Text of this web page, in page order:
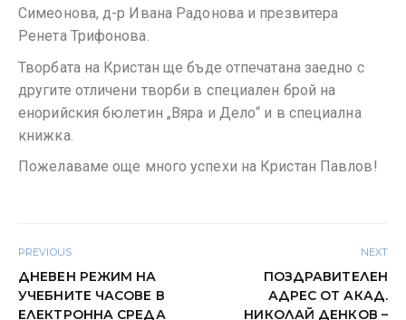
Симеонова, д-р Ивана Радонова и презвитера
Ренета Трифонова.
Творбата на Кристан ще бъде отпечатана заедно с
другите отличени творби в специален брой на
енорийския бюлетин „Вяра и Дело“ и в специална
книжка.
Пожелаваме още много успехи на Кристан Павлов!
PREVIOUS
ДНЕВЕН РЕЖИМ НА
УЧЕБНИТЕ ЧАСОВЕ В
ЕЛЕКТРОННА СРЕДА
NEXT
ПОЗДРАВИТЕЛЕН
АДРЕС ОТ АКАД.
НИКОЛАЙ ДЕНКОВ –